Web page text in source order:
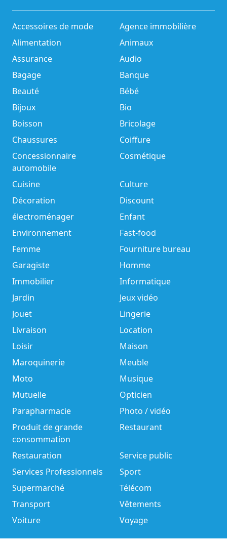
Accessoires de mode
Agence immobilière
Alimentation
Animaux
Assurance
Audio
Bagage
Banque
Beauté
Bébé
Bijoux
Bio
Boisson
Bricolage
Chaussures
Coiffure
Concessionnaire
automobile
Cosmétique
Cuisine
Culture
Décoration
Discount
électroménager
Enfant
Environnement
Fast-food
Femme
Fourniture bureau
Garagiste
Homme
Immobilier
Informatique
Jardin
Jeux vidéo
Jouet
Lingerie
Livraison
Location
Loisir
Maison
Maroquinerie
Meuble
Moto
Musique
Mutuelle
Opticien
Parapharmacie
Photo / vidéo
Produit de grande
consommation
Restaurant
Restauration
Service public
Services Professionnels
Sport
Supermarché
Télécom
Transport
Vêtements
Voiture
Voyage